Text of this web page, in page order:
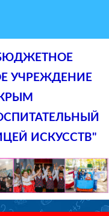
УЧРЕЖДЕНИЕ
ИСКУССТВ"